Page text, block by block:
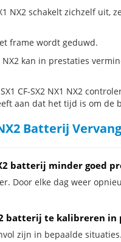
NX2 schakelt zichzelf
frame wordt geduwd.
NX2 kan in prestaties
CF-SX2 NX1 NX2
aan dat het tijd is om de
Batterij
batterij minder goed
Door elke dag weer
batterij te kalibreren
zijn in bepaalde situaties.